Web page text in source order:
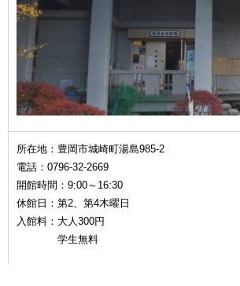
所在地：豊岡市城崎町湯島985-2
電話：0796-32-2669
開館時間：9:00～16:30
休館日：第2、第4木曜日
入館料：大人300円
学生無料